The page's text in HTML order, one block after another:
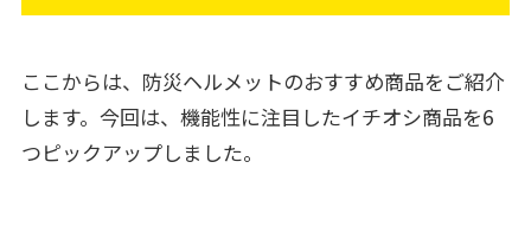
ここからは、防災ヘルメットのおすすめ商品をご紹介
します。今回は、機能性に注目したイチオシ商品を6
つピックアップしました。